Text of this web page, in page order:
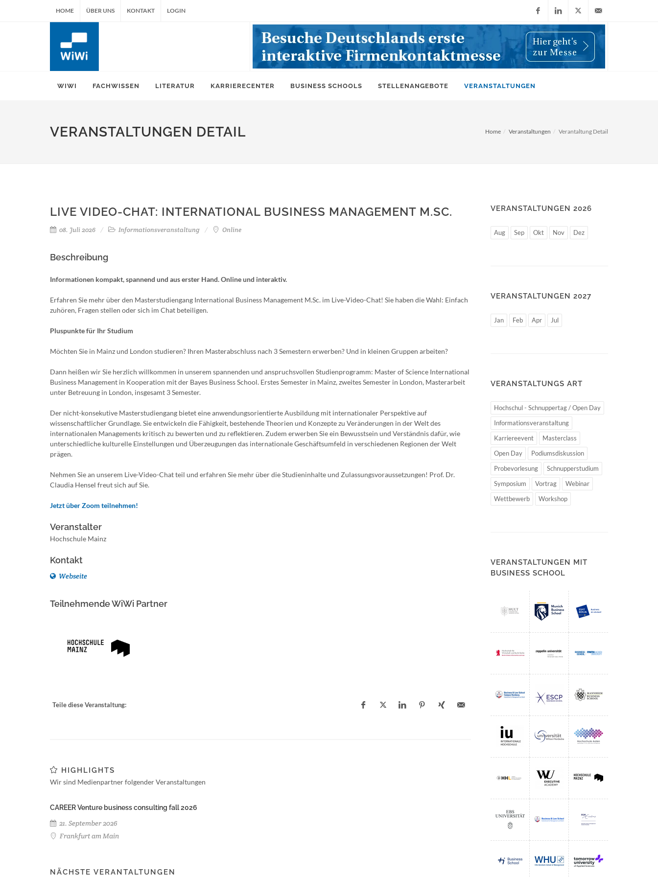
HOME ÜBER UNS KONTAKT LOGIN
FacebookLinkedIn
X
(Twitter)
info@wiwi-
WIWI FACHWISSEN LITERATUR KARRIERECENTER BUSINESS SCHOOLS STELLENANGEBOTE VERANSTALTUNGEN
VERANSTALTUNGEN DETAIL Home Veranstaltungen Verantaltung Detail
LIVE VIDEO-CHAT: INTERNATIONAL BUSINESS MANAGEMENT M.SC.
08. Juli 2026 Informationsveranstaltung Online
Beschreibung
Informationen kompakt, spannend und aus erster Hand. Online und interaktiv.
Erfahren Sie mehr über den Masterstudiengang International Business Management M.Sc. im Live-Video-Chat! Sie haben die Wahl: Einfach
zuhören, Fragen stellen oder sich im Chat beteiligen.
Pluspunkte für Ihr Studium
Möchten Sie in Mainz und London studieren? Ihren Masterabschluss nach 3 Semestern erwerben? Und in kleinen Gruppen arbeiten?
Dann heißen wir Sie herzlich willkommen in unserem spannenden und anspruchsvollen Studienprogramm: Master of Science International
Business Management in Kooperation mit der Bayes Business School. Erstes Semester in Mainz, zweites Semester in London, Masterarbeit
unter Betreuung in London, insgesamt 3 Semester.
Der nicht-konsekutive Masterstudiengang bietet eine anwendungsorientierte Ausbildung mit internationaler Perspektive auf
wissenschaftlicher Grundlage. Sie entwickeln die Fähigkeit, bestehende Theorien und Konzepte zu Veränderungen in der Welt des
internationalen Managements kritisch zu bewerten und zu reflektieren. Zudem erwerben Sie ein Bewusstsein und Verständnis dafür, wie
unterschiedliche kulturelle Einstellungen und Überzeugungen das internationale Geschäftsumfeld in verschiedenen Regionen der Welt
prägen.
Nehmen Sie an unserem Live-Video-Chat teil und erfahren Sie mehr über die Studieninhalte und Zulassungsvoraussetzungen! Prof. Dr.
Claudia Hensel freut sich auf Sie.
Jetzt über Zoom teilnehmen!
Veranstalter
Hochschule Mainz
Kontakt
Webseite
Teilnehmende WiWi Partner
Teile diese Veranstaltung:
HIGHLIGHTS
Wir sind Medienpartner folgender Veranstaltungen
CAREER Venture business consulting fall 2026
21. September 2026
Frankfurt am Main
NÄCHSTE VERANTALTUNGEN
VERANSTALTUNGEN 2026
Aug Sep Okt Nov Dez
VERANSTALTUNGEN 2027
Jan Feb Apr Jul
VERANSTALTUNGS ART
Hochschul - Schnuppertag / Open Day
Informationsveranstaltung
Karriereevent
Masterclass
Open Day
Podiumsdiskussion
Probevorlesung
Schnupperstudium
Symposium
Vortrag
Webinar
Wettbewerb
Workshop
VERANSTALTUNGEN MIT
BUSINESS SCHOOL